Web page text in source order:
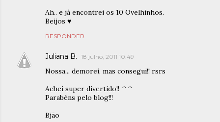
Ah.. e já encontrei os 10 Ovelhinhos.
Beijos ♥
RESPONDER
Juliana B. 18 julho, 2011 10:49
Nossa... demorei, mas consegui!! rsrs
Achei super divertido!! ^^
Parabéns pelo blog!!!
Bjão